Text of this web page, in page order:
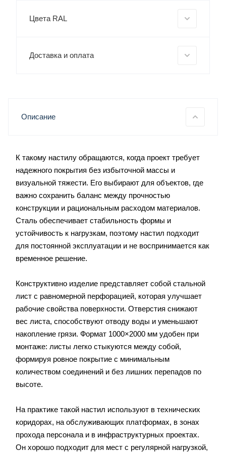
Цвета RAL
Доставка и оплата
Описание
К такому настилу обращаются, когда проект требует
надежного покрытия без избыточной массы и
визуальной тяжести. Его выбирают для объектов, где
важно сохранить баланс между прочностью
конструкции и рациональным расходом материалов.
Сталь обеспечивает стабильность формы и
устойчивость к нагрузкам, поэтому настил подходит
для постоянной эксплуатации и не воспринимается как
временное решение.
Конструктивно изделие представляет собой стальной
лист с равномерной перфорацией, которая улучшает
рабочие свойства поверхности. Отверстия снижают
вес листа, способствуют отводу воды и уменьшают
накопление грязи. Формат 1000×2000 мм удобен при
монтаже: листы легко стыкуются между собой,
формируя ровное покрытие с минимальным
количеством соединений и без лишних перепадов по
высоте.
На практике такой настил используют в технических
коридорах, на обслуживающих платформах, в зонах
прохода персонала и в инфраструктурных проектах.
Он хорошо подходит для мест с регулярной нагрузкой,